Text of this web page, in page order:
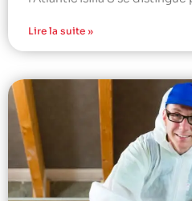
Lire la suite »